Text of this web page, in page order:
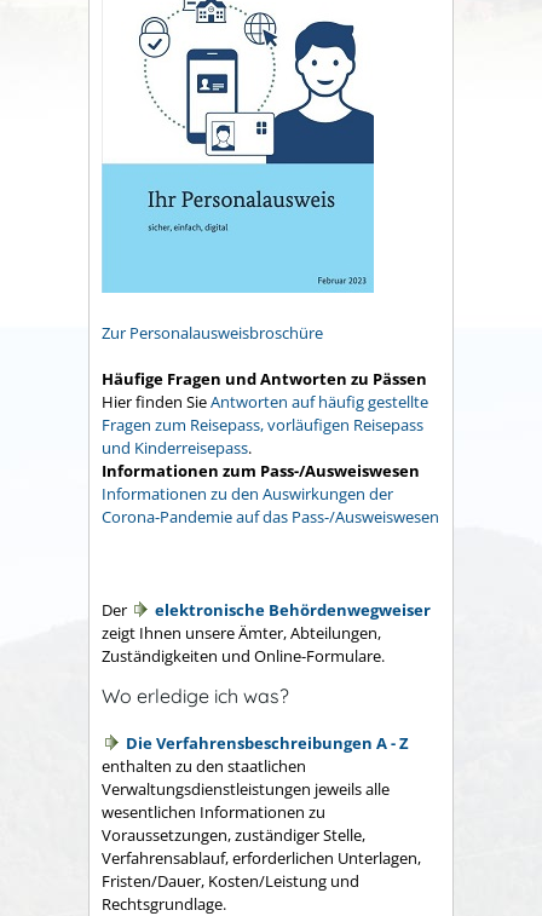
Zur Personalausweisbroschüre
Häufige Fragen und Antworten zu Pässen
Hier finden SieAntworten auf häufig gestellte
Fragen zum Reisepass, vorläufigen Reisepass
und Kinderreisepass.
Informationen zum Pass-/Ausweiswesen
Informationen zu den Auswirkungen der
Corona-Pandemie auf das Pass-/Ausweiswesen
Der
elektronische Behördenwegweiser
zeigt Ihnen unsere Ämter, Abteilungen,
Zuständigkeiten und Online-Formulare.
Wo erledige ich was?
Die Verfahrensbeschreibungen A - Z
enthalten zu den staatlichen
Verwaltungsdienstleistungen jeweils alle
wesentlichen Informationen zu
Voraussetzungen, zuständiger Stelle,
Verfahrensablauf, erforderlichen Unterlagen,
Fristen/Dauer, Kosten/Leistung und
Rechtsgrundlage.